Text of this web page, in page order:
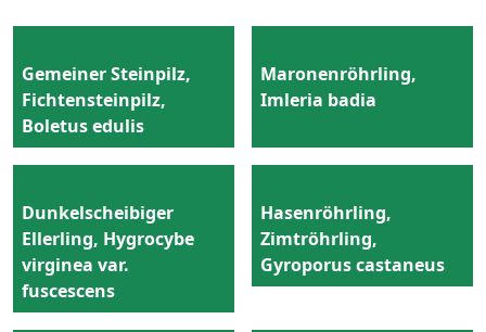
Gemeiner Steinpilz,
Fichtensteinpilz,
Boletus edulis
Maronenröhrling,
Imleria badia
Dunkelscheibiger
Ellerling, Hygrocybe
virginea var.
fuscescens
Hasenröhrling,
Zimtröhrling,
Gyroporus castaneus